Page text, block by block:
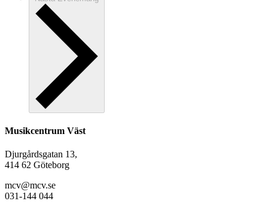
Musikcentrum Väst
Djurgårdsgatan 13,
414 62 Göteborg
mcv@mcv.se
031-144 044